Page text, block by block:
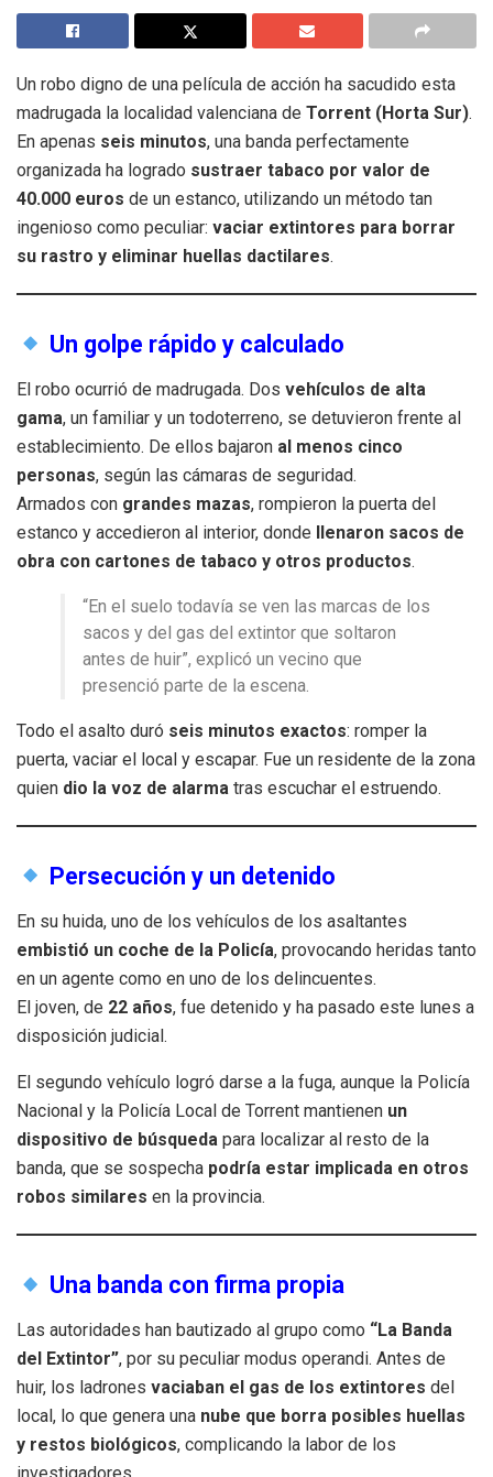
Un robo digno de una película de acción ha sacudido esta
madrugada la localidad valenciana de Torrent (Horta Sur).
En apenas seis minutos, una banda perfectamente
organizada ha logrado sustraer tabaco por valor de
40.000 euros de un estanco, utilizando un método tan
ingenioso como peculiar: vaciar extintores para borrar
su rastro y eliminar huellas dactilares.
Un golpe rápido y calculado
El robo ocurrió de madrugada. Dos vehículos de alta
gama, un familiar y un todoterreno, se detuvieron frente al
establecimiento. De ellos bajaron al menos cinco
personas, según las cámaras de seguridad.
Armados con grandes mazas, rompieron la puerta del
estanco y accedieron al interior, donde llenaron sacos de
obra con cartones de tabaco y otros productos.
“En el suelo todavía se ven las marcas de los
sacos y del gas del extintor que soltaron
antes de huir”, explicó un vecino que
presenció parte de la escena.
Todo el asalto duró seis minutos exactos: romper la
puerta, vaciar el local y escapar. Fue un residente de la zona
quien dio la voz de alarma tras escuchar el estruendo.
Persecución y un detenido
En su huida, uno de los vehículos de los asaltantes
embistió un coche de la Policía, provocando heridas tanto
en un agente como en uno de los delincuentes.
El joven, de 22 años, fue detenido y ha pasado este lunes a
disposición judicial.
El segundo vehículo logró darse a la fuga, aunque la Policía
Nacional y la Policía Local de Torrent mantienen un
dispositivo de búsqueda para localizar al resto de la
banda, que se sospecha podría estar implicada en otros
robos similares en la provincia.
Una banda con firma propia
Las autoridades han bautizado al grupo como “La Banda
del Extintor”, por su peculiar modus operandi. Antes de
huir, los ladrones vaciaban el gas de los extintores del
local, lo que genera una nube que borra posibles huellas
y restos biológicos, complicando la labor de los